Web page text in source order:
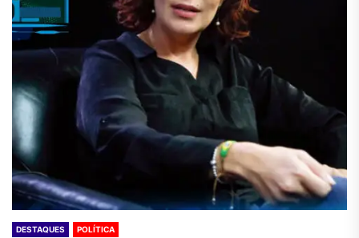
DESTAQUES POLÍTICA